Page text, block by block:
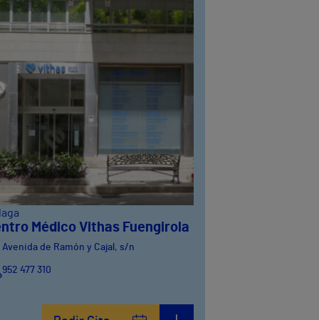
Médico Vithas Fuengirola
Avenida de Ramón y Cajal, s/n
952 477 310